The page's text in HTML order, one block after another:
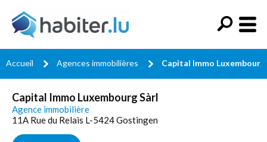
Accueil Agences immobilières Capital Immo Luxembourg
Capital Immo Luxembourg Sàrl
Agence immobilière
11A Rue du Relais L-5424 Gostingen